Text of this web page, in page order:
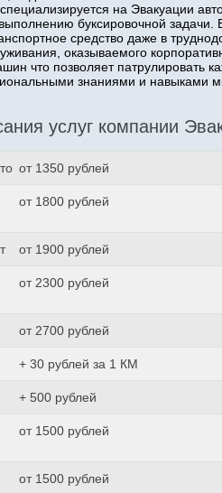
на Эвакуации
буксировочной
средство даже в
оказываемого
что позволяет патрулировать
знаниями и навыками
услуг компании
от 1350 рублей
от 1800 рублей
от 1900 рублей
от 2300 рублей
от 2700 рублей
+ 30 рублей за 1 КМ
+ 500 рублей
от 1500 рублей
от 1500 рублей